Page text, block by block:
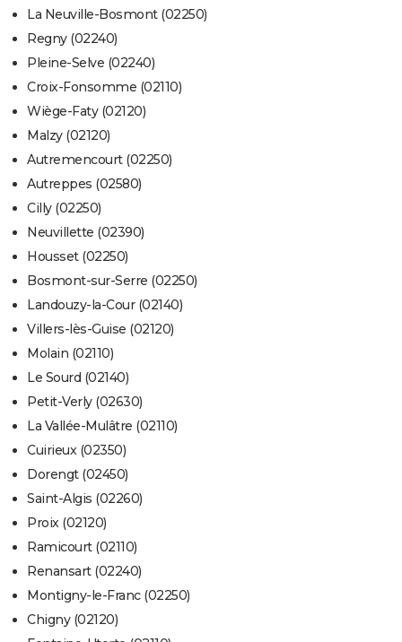
La Neuville-Bosmont (02250)
Regny (02240)
Pleine-Selve (02240)
Croix-Fonsomme (02110)
Wiège-Faty (02120)
Malzy (02120)
Autremencourt (02250)
Autreppes (02580)
Cilly (02250)
Neuvillette (02390)
Housset (02250)
Bosmont-sur-Serre (02250)
Landouzy-la-Cour (02140)
Villers-lès-Guise (02120)
Molain (02110)
Le Sourd (02140)
Petit-Verly (02630)
La Vallée-Mulâtre (02110)
Cuirieux (02350)
Dorengt (02450)
Saint-Algis (02260)
Proix (02120)
Ramicourt (02110)
Renansart (02240)
Montigny-le-Franc (02250)
Chigny (02120)